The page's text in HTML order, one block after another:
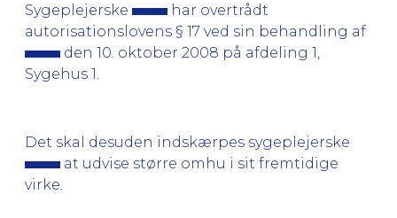
Sygeplejerske
har overtrådt
autorisationslovens § 17 ved sin behandling af
den 10. oktober 2008 på afdeling 1,
Sygehus 1.
Det skal desuden indskærpes sygeplejerske
at udvise større omhu i sit fremtidige
virke.